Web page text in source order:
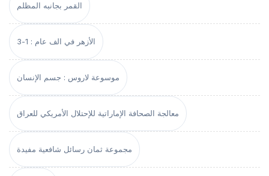
القمر بجانبه المظلم
الأزهر في الف عام : 1-3
موسوعة لاروس : جسم الإنسان
معالجة الصحافة الإماراتية للإحتلال الأمريكي للعراق
مجموعة ثمان رسائل شافعية مفيدة